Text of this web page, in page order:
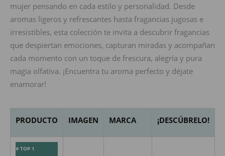
mujer pensando en cada estilo y personalidad. Desde
aromas ligeros y refrescantes hasta fragancias jugosas e
irresistibles, esta colección te invita a descubrir fragancias
que despiertan emociones, capturan miradas y acompañan
cada momento con un toque de frescura, alegría y pura
magia olfativa. ¡Encuentra tu aroma perfecto y déjate
enamorar!
PRODUCTO IMAGEN MARCA ¡DESCÚBRELO!
# TOP 1